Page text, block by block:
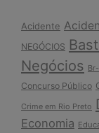
Acidente
NEGÓCIOS
Negócios
Concurso Público
Crime em Rio Preto
Economia